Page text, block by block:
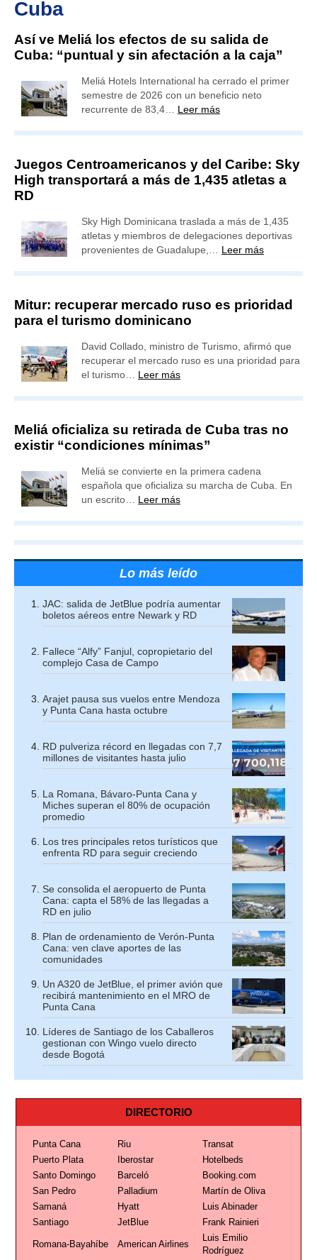
Cuba
Así ve Meliá los efectos de su salida de
Cuba: “puntual y sin afectación a la caja”
Meliá Hotels International ha cerrado el primer
semestre de 2026 con un beneficio neto
recurrente de 83,4… Leer más
Juegos Centroamericanos y del Caribe: Sky
High transportará a más de 1,435 atletas a
RD
Sky High Dominicana traslada a más de 1,435
atletas y miembros de delegaciones deportivas
provenientes de Guadalupe,… Leer más
Mitur: recuperar mercado ruso es prioridad
para el turismo dominicano
David Collado, ministro de Turismo, afirmó que
recuperar el mercado ruso es una prioridad para
el turismo… Leer más
Meliá oficializa su retirada de Cuba tras no
existir “condiciones mínimas”
Meliá se convierte en la primera cadena
española que oficializa su marcha de Cuba. En
un escrito… Leer más
Lo más leído
JAC: salida de JetBlue podría aumentar
boletos aéreos entre Newark y RD
Fallece “Alfy” Fanjul, copropietario del
complejo Casa de Campo
Arajet pausa sus vuelos entre Mendoza
y Punta Cana hasta octubre
RD pulveriza récord en llegadas con 7,7
millones de visitantes hasta julio
La Romana, Bávaro-Punta Cana y
Miches superan el 80% de ocupación
promedio
Los tres principales retos turísticos que
enfrenta RD para seguir creciendo
Se consolida el aeropuerto de Punta
Cana: capta el 58% de las llegadas a
RD en julio
Plan de ordenamiento de Verón-Punta
Cana: ven clave aportes de las
comunidades
Un A320 de JetBlue, el primer avión que
recibirá mantenimiento en el MRO de
Punta Cana
Líderes de Santiago de los Caballeros
gestionan con Wingo vuelo directo
desde Bogotá
DIRECTORIO
Punta Cana Riu
Transat
Puerto Plata
Iberostar
Hotelbeds
Santo Domingo
Barceló
Booking.com
San Pedro
Palladium
Martín de Oliva
Samaná
Hyatt
Luis Abinader
Santiago
JetBlue Frank Rainieri
Romana-Bayahíbe American Airlines
Luis Emilio
Rodríguez